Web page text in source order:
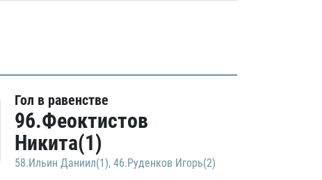
Гол в равенстве
96.Феоктистов
Никита(1)
58.Ильин Даниил(1), 46.Руденков Игорь(2)